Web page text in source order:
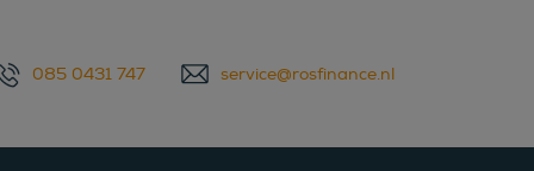
085 0431 747 service@rosfinance.nl